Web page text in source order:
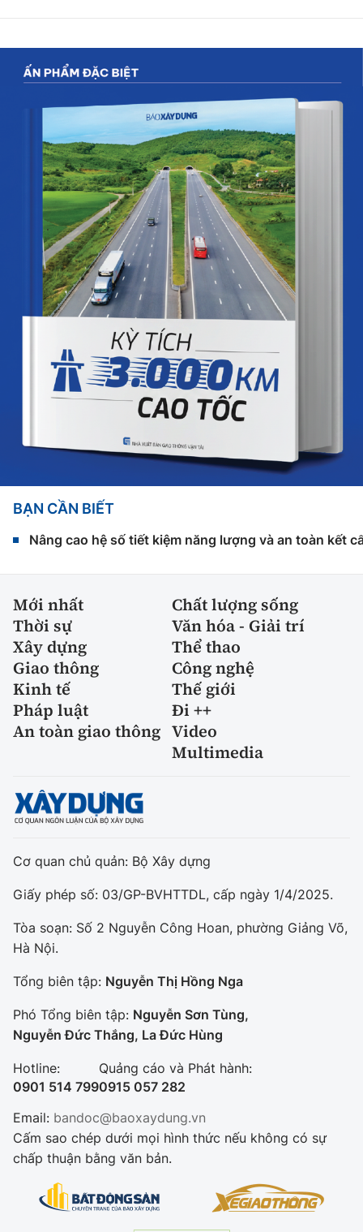
BẠN CẦN BIẾT
Nâng cao hệ số tiết kiệm năng lượng và an toàn kết
Mới nhất
Chất lượng sống
Thời sự
Văn hóa - Giải trí
Xây dựng
Thể thao
Giao thông
Công nghệ
Kinh tế
Thế giới
Pháp luật
Đi ++
An toàn giao thông Video
Multimedia
Cơ quan chủ quản: Bộ Xây dựng
Giấy phép số: 03/GP-BVHTTDL, cấp ngày 1/4/2025.
Tòa soạn: Số 2 Nguyễn Công Hoan, phường Giảng Võ,
Hà Nội.
Tổng biên tập: Nguyễn Thị Hồng Nga
Phó Tổng biên tập: Nguyễn Sơn Tùng,
Nguyễn Đức Thắng, La Đức Hùng
Hotline:
0901 514 799
Quảng cáo và Phát hành:
0915 057 282
Email: bandoc@baoxaydung.vn
Cấm sao chép dưới mọi hình thức nếu không có sự
chấp thuận bằng văn bản.